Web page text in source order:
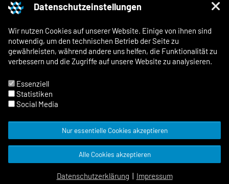
Datenschutzeinstellungen
Wir nutzen Cookies auf unserer Website. Einige von ihnen sind
notwendig, um den technischen Betrieb der Seite zu
gewährleisten, während andere uns helfen, die Funktionalität zu
verbessern und die Zugriffe auf unsere Website zu analysieren.
Essenziell
Statistiken
Social Media
Nur essentielle Cookies akzeptieren
Alle Cookies akzeptieren
Datenschutzerklärung | Impressum
Mittelstandsgerechte Vergabe
Rechtliches
Kontakt
Impressum
Datenschutz
Whistleblowing und Meldewege
Facebook
X Instagram
LinkedIn
© 2026 Zentralverband Deutsches
TYPO3 Website von Kombinat